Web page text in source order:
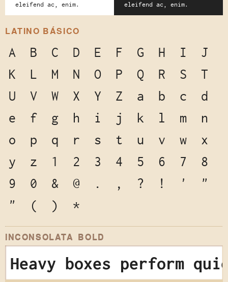
eleifend ac, enim.
eleifend ac, enim.
LATINO BÁSICO
A B C D E F G H I
J
K
L M N O P Q R S
T
U
V W X Y Z a b c
d
e
f g h i j k l m
n
o
p q r s t u v w
x
y
z 1 2 3 4 5 6 7
8
9
0 & @ . , ? ! '
"
"
( ) *
INCONSOLATA BOLD
Heavy boxes perform